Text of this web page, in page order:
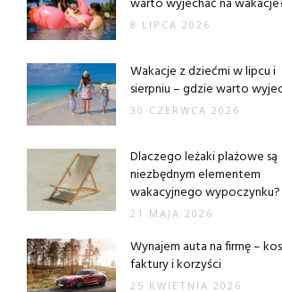
8 LIPCA 2026
Wakacje z dziećmi w lipcu i
sierpniu – gdzie warto
30 CZERWCA 2026
Dlaczego leżaki plażowe są
niezbędnym elementem
wakacyjnego wypoczynku?
21 MAJA 2026
Wynajem auta na firmę –
faktury i korzyści
25 KWIETNIA 2026